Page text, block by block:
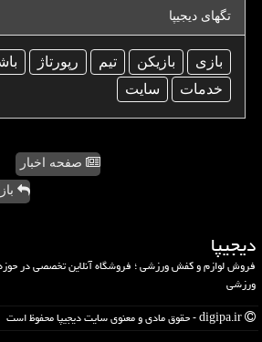
تگهای دیجیپا
بازی بازیكن تیم رپورتاژ
خدمات
سایت
صفحه اخبار
دیجیپا
فروش لوازم و کفش ورزشی ؛ فروشگاه آنلاین تخصصی در
ورزشی